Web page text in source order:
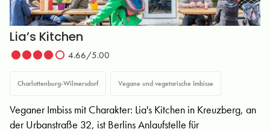
Lia’s Kitchen
4.66/5.00
Charlottenburg-Wilmersdorf Vegane und vegetarische Imbisse
Veganer Imbiss mit Charakter: Lia's Kitchen in Kreuzberg, an
der Urbanstraße 32, ist Berlins Anlaufstelle für